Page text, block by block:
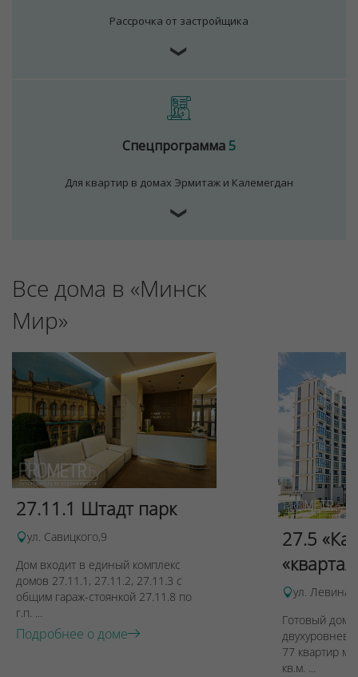
Рассрочка от застройщика
❯
Спецпрограмма5
Для квартир в домах Эрмитаж и Калемегдан
❯
Все дома в «Минск
Мир»
27.11.1 Штадт парк
ул. Савицкого,9
Дом входит в единый комплекс
домов 27.11.1, 27.11.2, 27.11.3 с
общим гараж-стоянкой 27.11.8 по
г.п. ...
Подробнее о доме
27.5
ул. Левина,
Готовый дом
77 квартир
кв.м. ...